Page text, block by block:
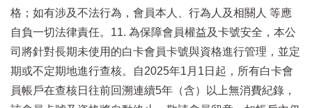
格；如有涉及不法行為，會員本人、行為人及相關人 等應
自負一切法律責任。11. 為保障會員權益及卡號安全，本公
司將針對長期未使用的白卡會員卡號與資格進行管理，並定
期或不定期地進行查核。自2025年1月1日起，所有白卡會
員帳戶在查核日往前回溯連續5年（含）以上無消費紀錄，